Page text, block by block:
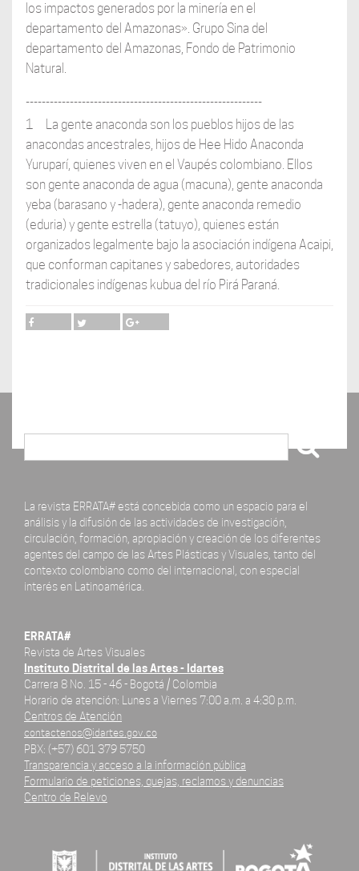
los impactos generados por la minería en el
departamento del Amazonas». Grupo Sina del
departamento del Amazonas, Fondo de Patrimonio
Natural.
1 La gente anaconda son los pueblos hijos de las
anacondas ancestrales, hijos de Hee Hido Anaconda
Yuruparí, quienes viven en el Vaupés colombiano. Ellos
son gente anaconda de agua (macuna), gente anaconda
yeba (barasano y -hadera), gente anaconda remedio
(eduria) y gente estrella (tatuyo), quienes están
organizados legalmente bajo la asociación indígena Acaipi,
que conforman capitanes y sabedores, autoridades
tradicionales indígenas kubua del río Pirá Paraná.
La revista ERRATA# está concebida como un espacio para el
análisis y la difusión de las actividades de investigación,
circulación, formación, apropiación y creación de los diferentes
agentes del campo de las Artes Plásticas y Visuales, tanto del
contexto colombiano como del internacional, con especial
interés en Latinoamérica.
ERRATA#
Revista de Artes Visuales
Instituto Distrital de las Artes - Idartes
Carrera 8 No. 15 - 46 - Bogotá / Colombia
Horario de atención: Lunes a Viernes 7:00 a.m. a 4:30 p.m.
Centros de Atención
contactenos@idartes.gov.co
PBX: (+57) 601 379 5750
Transparencia y acceso a la información pública
Formulario de peticiones, quejas, reclamos y denuncias
Centro de Relevo